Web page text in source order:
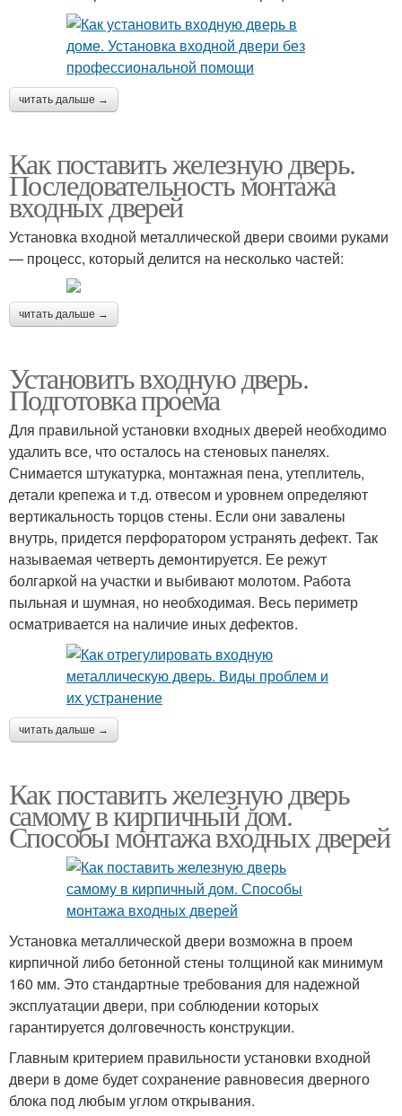
читать дальше →
Как поставить железную дверь.
Последовательность монтажа
входных дверей
Установка входной металлической двери своими руками
— процесс, который делится на несколько частей:
читать дальше →
Установить входную дверь.
Подготовка проема
Для правильной установки входных дверей необходимо
удалить все, что осталось на стеновых панелях.
Снимается штукатурка, монтажная пена, утеплитель,
детали крепежа и т.д. отвесом и уровнем определяют
вертикальность торцов стены. Если они завалены
внутрь, придется перфоратором устранять дефект. Так
называемая четверть демонтируется. Ее режут
болгаркой на участки и выбивают молотом. Работа
пыльная и шумная, но необходимая. Весь периметр
осматривается на наличие иных дефектов.
читать дальше →
Как поставить железную дверь
самому в кирпичный дом.
Способы монтажа входных дверей
Установка металлической двери возможна в проем
кирпичной либо бетонной стены толщиной как минимум
160 мм. Это стандартные требования для надежной
эксплуатации двери, при соблюдении которых
гарантируется долговечность конструкции.
Главным критерием правильности установки входной
двери в доме будет сохранение равновесия дверного
блока под любым углом открывания.